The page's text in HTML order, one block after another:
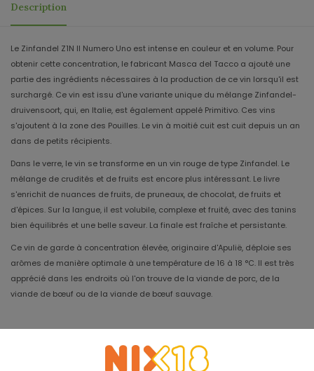
Description
Le Zinfandel Z1N Il Numero Uno est intense en couleur et en volume. Pour
obtenir cette concentration, le fabricant Masca del Tacco a ajouté une
partie des ingrédients nécessaires à la production de ce vin lorsqu'il est
surchargé. Ce vin est issu d'une variante unique du mélange Zinfandel-
druivensoort, qui, en Italie, est également appelé Primitivo. Ces vins
s'ajoutent à la zone des Pouilles. Le vin à moitié cuit est cuit depuis un an
dans de petits récipients.
Dans le verre, le vin se transforme en un vin rouge de type Zinfandel. Le
mélange de crudités et de fruits est encore plus intéressant. Le livre
s'enrichit de nuances de fruits, de pruneaux, de chocolat, de fruits et
d'épices. Sur la langue, il est volubile, complexe et fruité, avec des tanins
bien équilibrés et une belle saveur. La finale est fraîche et persistante.
Ce vin de garde à concentration élevée, originaire d'Apulië, déploie ses
arômes de manière optimale à une température de 16 à 18 °C. Il est très
apprécié dans les endroits où l'on trouve de la viande de porc, de la
viande de bœuf ou de la viande de bœuf sauvage.